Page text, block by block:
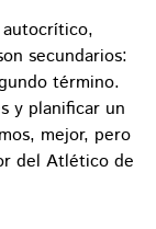
secundarios:
término.
y planificar un
mejor, pero
del Atlético de